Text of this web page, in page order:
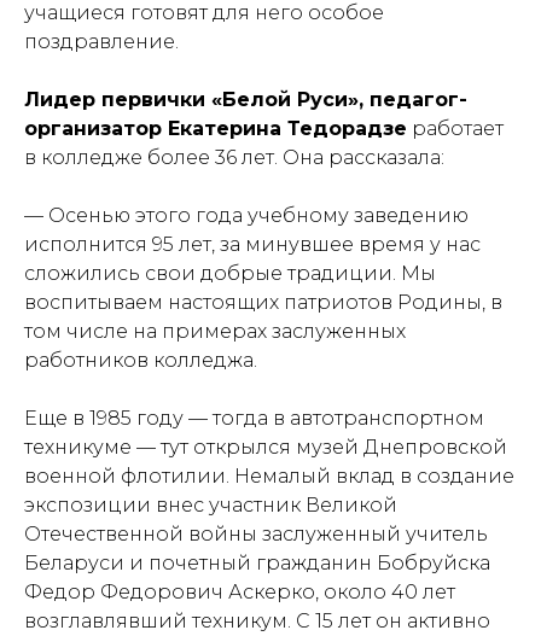
учащиеся готовят для него особое
поздравление.
Лидер первички «Белой Руси», педагог-
организатор Екатерина Тедорадзе работает
в колледже более 36 лет. Она рассказала:
— Осенью этого года учебному заведению
исполнится 95 лет, за минувшее время у нас
сложились свои добрые традиции. Мы
воспитываем настоящих патриотов Родины, в
том числе на примерах заслуженных
работников колледжа.
Еще в 1985 году — тогда в автотранспортном
техникуме — тут открылся музей Днепровской
военной флотилии. Немалый вклад в создание
экспозиции внес участник Великой
Отечественной войны заслуженный учитель
Беларуси и почетный гражданин Бобруйска
Федор Федорович Аскерко, около 40 лет
возглавлявший техникум. С 15 лет он активно